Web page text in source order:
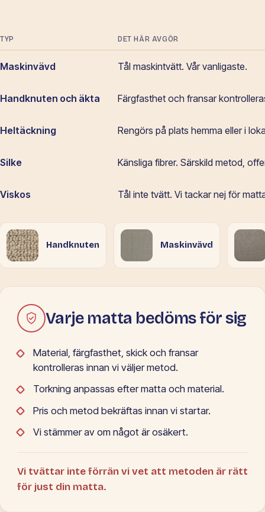
TYP DET HÄR AVGÖR
Maskinvävd Tål maskintvätt. Vår vanligaste.
Handknuten och äkta Färgfasthet och fransar
Heltäckning Rengörs på plats hemma eller i
Silke Känsliga fibrer. Särskild metod,
Viskos Tål inte tvätt. Vi tackar nej för
Handknuten Maskinvävd
Varje matta bedöms för sig
Material, färgfasthet, skick och fransar
kontrolleras innan vi väljer metod.
Torkning anpassas efter matta och material.
Pris och metod bekräftas innan vi startar.
Vi stämmer av om något är osäkert.
Vi tvättar inte förrän vi vet att metoden är rätt
för just din matta.